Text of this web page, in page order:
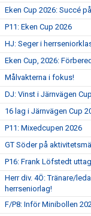
Eken Cup 2026: Succé
P11: Eken Cup 2026
HJ: Seger i
Eken Cup, 2026:
Målvakterna i fokus!
DJ: Vinst i Järnvägen
16 lag i Järnvägen Cup
P11: Mixedcupen 2026
GT Söder på
P16: Frank Löfstedt
Herr div. 4Ö: Tränare/
herrseniorlag!
F/P8: Inför Minibollen